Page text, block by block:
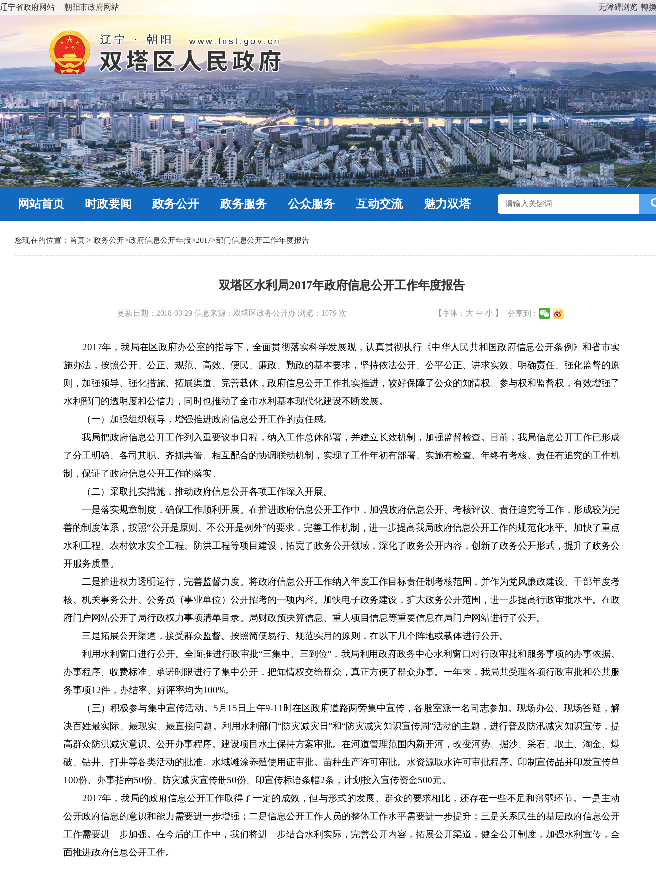
辽宁省政府网站 朝阳市政府网站 无障碍浏览| 轉
网站首页 时政要闻 政务公开 政务服务 公众服务 互动交流 魅力双塔
您现在的位置： 首页 > 政务公开>政府信息公开年报>2017>部门信息公开工作年度报告
双塔区水利局2017年政府信息公开工作年度报告
更新日期：2018-03-29 信息来源：双塔区政务公开办 浏览： 1079 次 【字体： 大 中 小 】 分享到：
2017年，我局在区政府办公室的指导下，全面贯彻落实科学发展观，认真贯彻执行《中华人民共和国政府信息公开条例》和省市实
施办法，按照公开、公正、规范、高效、便民、廉政、勤政的基本要求，坚持依法公开、公平公正、讲求实效、明确责任、强化监督的原
则，加强领导、强化措施、拓展渠道、完善载体，政府信息公开工作扎实推进，较好保障了公众的知情权、参与权和监督权，有效增强了
水利部门的透明度和公信力，同时也推动了全市水利基本现代化建设不断发展。
（一）加强组织领导，增强推进政府信息公开工作的责任感。
我局把政府信息公开工作列入重要议事日程，纳入工作总体部署，并建立长效机制，加强监督检查。目前，我局信息公开工作已形成
了分工明确、各司其职、齐抓共管、相互配合的协调联动机制，实现了工作年初有部署、实施有检查、年终有考核、责任有追究的工作机
制，保证了政府信息公开工作的落实。
（二）采取扎实措施，推动政府信息公开各项工作深入开展。
一是落实规章制度，确保工作顺利开展。在推进政府信息公开工作中，加强政府信息公开、考核评议、责任追究等工作，形成较为完
善的制度体系，按照“公开是原则、不公开是例外”的要求，完善工作机制，进一步提高我局政府信息公开工作的规范化水平。加快了重点
水利工程、农村饮水安全工程、防洪工程等项目建设，拓宽了政务公开领域，深化了政务公开内容，创新了政务公开形式，提升了政务公
开服务质量。
二是推进权力透明运行，完善监督力度。将政府信息公开工作纳入年度工作目标责任制考核范围，并作为党风廉政建设、干部年度考
核、机关事务公开、公务员（事业单位）公开招考的一项内容。加快电子政务建设，扩大政务公开范围，进一步提高行政审批水平。在政
府门户网站公开了局行政权力事项清单目录。局财政预决算信息、重大项目信息等重要信息在局门户网站进行了公开。
三是拓展公开渠道，接受群众监督。按照简便易行、规范实用的原则，在以下几个阵地或载体进行公开。
利用水利窗口进行公开。全面推进行政审批“三集中、三到位”，我局利用政府政务中心水利窗口对行政审批和服务事项的办事依据、
办事程序、收费标准、承诺时限进行了集中公开，把知情权交给群众，真正方便了群众办事。一年来，我局共受理各项行政审批和公共服
务事项12件，办结率、好评率均为100%。
（三）积极参与集中宣传活动。5月15日上午9-11时在区政府道路两旁集中宣传，各股室派一名同志参加。现场办公、现场答疑，解
决百姓最实际、最现实、最直接问题。利用水利部门“防灾减灾日”和“防灾减灾知识宣传周”活动的主题，进行普及防汛减灾知识宣传，提
高群众防洪减灾意识。公开办事程序。建设项目水土保持方案审批。在河道管理范围内新开河，改变河势、掘沙、采石、取土、淘金、爆
破、钻井、打井等各类活动的批准。水域滩涂养殖使用证审批。苗种生产许可审批。水资源取水许可审批程序。印制宣传品并印发宣传单
100份、办事指南50份、防灾减灾宣传册50份、印宣传标语条幅2条，计划投入宣传资金500元。
2017年，我局的政府信息公开工作取得了一定的成效，但与形式的发展、群众的要求相比，还存在一些不足和薄弱环节。一是主动
公开政府信息的意识和能力需要进一步增强；二是信息公开工作人员的整体工作水平需要进一步提升；三是关系民生的基层政府信息公开
工作需要进一步加强。在今后的工作中，我们将进一步结合水利实际，完善公开内容，拓展公开渠道，健全公开制度，加强水利宣传，全
面推进政府信息公开工作。